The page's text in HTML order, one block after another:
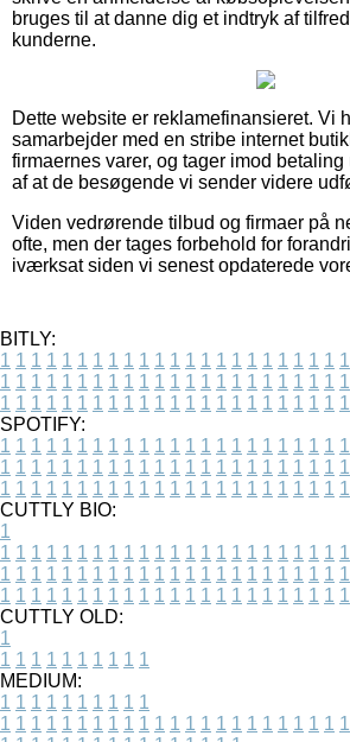
bruges til at danne dig et indtryk af
kunderne.
Dette website er reklamefinansieret. Vi
samarbejder med en stribe internet
firmaernes varer, og tager imod
af at de besøgende vi sender videre
Viden vedrørende tilbud og firmaer på
ofte, men der tages forbehold for
iværksat siden vi senest opdaterede
BITLY:
1 1 1 1 1 1 1 1 1 1 1 1 1 1 1 1 1 1 1 1 1 1 1
1 1 1 1 1 1 1 1 1 1 1 1 1 1 1 1 1 1 1 1 1 1 1
1 1 1 1 1 1 1 1 1 1 1 1 1 1 1 1 1 1 1 1 1 1 1
SPOTIFY:
1 1 1 1 1 1 1 1 1 1 1 1 1 1 1 1 1 1 1 1 1 1 1
1 1 1 1 1 1 1 1 1 1 1 1 1 1 1 1 1 1 1 1 1 1 1
1 1 1 1 1 1 1 1 1 1 1 1 1 1 1 1 1 1 1 1 1 1 1
CUTTLY BIO:
1
1 1 1 1 1 1 1 1 1 1 1 1 1 1 1 1 1 1 1 1 1 1 1
1 1 1 1 1 1 1 1 1 1 1 1 1 1 1 1 1 1 1 1 1 1 1
1 1 1 1 1 1 1 1 1 1 1 1 1 1 1 1 1 1 1 1 1 1 1
CUTTLY OLD:
1
1 1 1 1 1 1 1 1 1 1
MEDIUM:
1 1 1 1 1 1 1 1 1 1
1 1 1 1 1 1 1 1 1 1 1 1 1 1 1 1 1 1 1 1 1 1 1